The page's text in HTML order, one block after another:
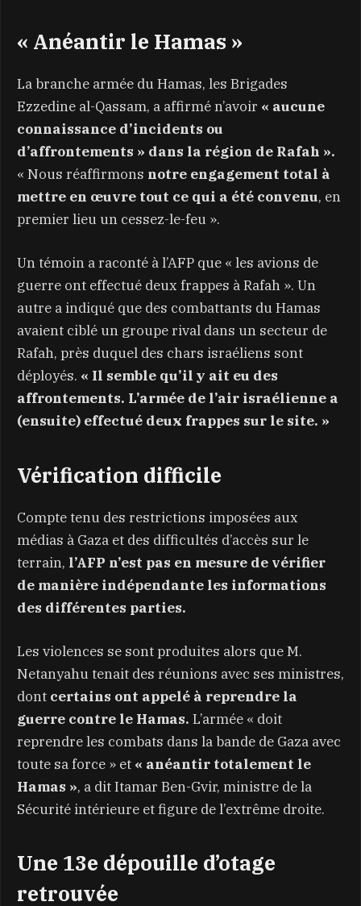
« Anéantir le Hamas »
La branche armée du Hamas, les Brigades
Ezzedine al-Qassam, a affirmé n’avoir « aucune
connaissance d’incidents ou
d’affrontements » dans la région de Rafah ».
« Nous réaffirmons notre engagement total à
mettre en œuvre tout ce qui a été convenu, en
premier lieu un cessez-le-feu ».
Un témoin a raconté à l’AFP que « les avions de
guerre ont effectué deux frappes à Rafah ». Un
autre a indiqué que des combattants du Hamas
avaient ciblé un groupe rival dans un secteur de
Rafah, près duquel des chars israéliens sont
déployés. « Il semble qu’il y ait eu des
affrontements. L’armée de l’air israélienne a
(ensuite) effectué deux frappes sur le site. »
Vérification difficile
Compte tenu des restrictions imposées aux
médias à Gaza et des difficultés d’accès sur le
terrain, l’AFP n’est pas en mesure de vérifier
de manière indépendante les informations
des différentes parties.
Les violences se sont produites alors que M.
Netanyahu tenait des réunions avec ses ministres,
dont certains ont appelé à reprendre la
guerre contre le Hamas. L’armée « doit
reprendre les combats dans la bande de Gaza avec
toute sa force » et « anéantir totalement le
Hamas », a dit Itamar Ben-Gvir, ministre de la
Sécurité intérieure et figure de l’extrême droite.
Une 13e dépouille d’otage
retrouvée